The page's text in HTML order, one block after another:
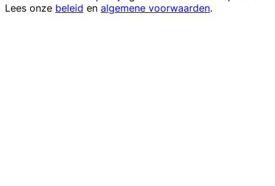
Lees onze beleid en algemene voorwaarden.